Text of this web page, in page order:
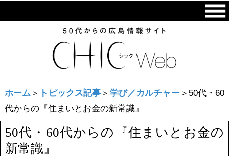
ホーム ＞ トピックス記事 ＞ 学び／カルチャー＞50代・60
代からの『住まいとお金の新常識』
50代・60代からの『住まいとお金の
新常識』